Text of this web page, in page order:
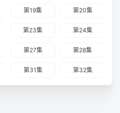
第19集 第20集
第23集 第24集
第27集 第28集
第31集 第32集